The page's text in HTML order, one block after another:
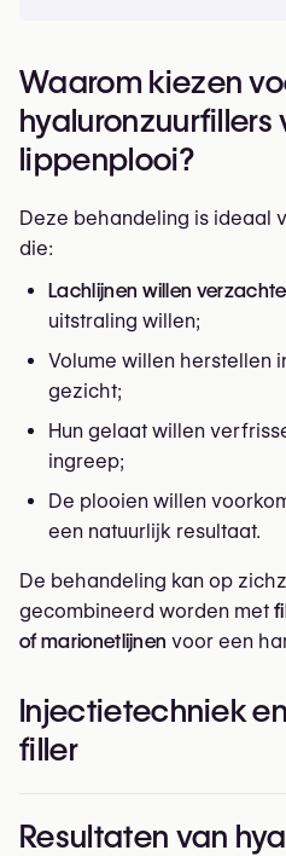
Waarom kiezen
hyaluronzuurfillers
lippenplooi?
Deze behandeling is ideaal
die:
Lachlijnen willen
uitstraling willen;
Volume willen herstellen
gezicht;
Hun gelaat willen
ingreep;
De plooien willen
een natuurlijk resultaat.
De behandeling kan op
gecombineerd worden met
of marionetlijnen voor een
Injectietechniek
filler
belangrijke bloedvaten,
Resultaten van